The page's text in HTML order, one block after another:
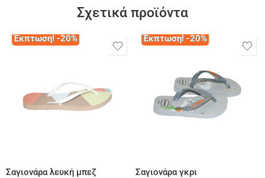
Σχετικά προϊόντα
Έκπτωση! -20%
Σαγιονάρα λευκή μπεζ
Έκπτωση! -20%
Σαγιονάρα γκρι